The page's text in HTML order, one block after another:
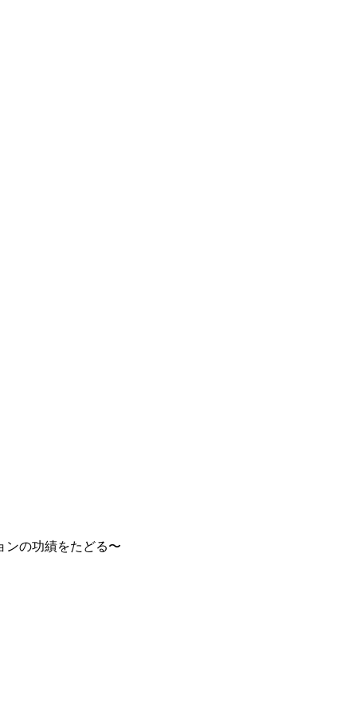
ンの功績をたどる〜